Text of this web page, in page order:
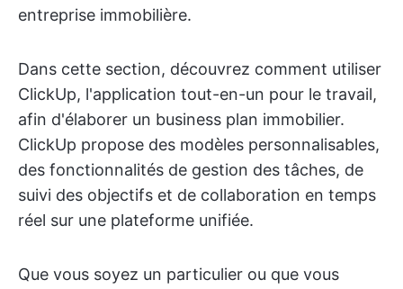
entreprise immobilière.
Dans cette section, découvrez comment utiliser
ClickUp, l'application tout-en-un pour le travail,
afin d'élaborer un business plan immobilier.
ClickUp propose des modèles personnalisables,
des fonctionnalités de gestion des tâches, de
suivi des objectifs et de collaboration en temps
réel sur une plateforme unifiée.
Que vous soyez un particulier ou que vous